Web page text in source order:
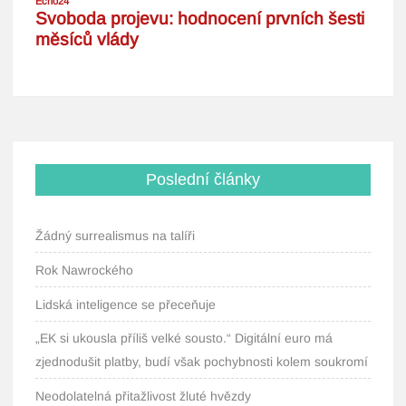
Poslední články
Žádný surrealismus na talíři
Rok Nawrockého
Lidská inteligence se přeceňuje
„EK si ukousla příliš velké sousto.“ Digitální euro má
zjednodušit platby, budí však pochybnosti kolem soukromí
Neodolatelná přitažlivost žluté hvězdy